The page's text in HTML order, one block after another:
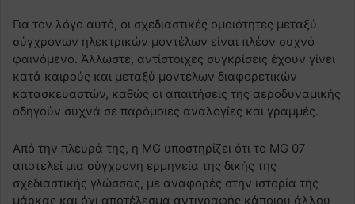
Για τον λόγο αυτό, οι σχεδιαστικές ομοιότητες μεταξύ
σύγχρονων ηλεκτρικών μοντέλων είναι πλέον συχνό
φαινόμενο. Άλλωστε, αντίστοιχες συγκρίσεις έχουν γίνει
κατά καιρούς και μεταξύ μοντέλων διαφορετικών
κατασκευαστών, καθώς οι απαιτήσεις της αεροδυναμικής
οδηγούν συχνά σε παρόμοιες αναλογίες και γραμμές.
Από την πλευρά της, η MG υποστηρίζει ότι το MG 07
αποτελεί μια σύγχρονη ερμηνεία της δικής της
σχεδιαστικής γλώσσας, με αναφορές στην ιστορία της
μάρκας και όχι αποτέλεσμα αντιγραφής κάποιου άλλου